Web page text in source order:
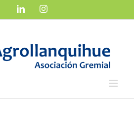
FacebookLinkedInInstagram